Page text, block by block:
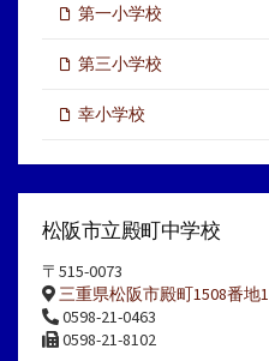
第一小学校
第三小学校
幸小学校
松阪市立殿町中学校
〒515-0073
三重県松阪市殿町1508番地1
0598-21-0463
0598-21-8102